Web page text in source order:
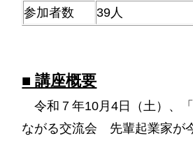
参加者数 39人
■ 講座概要
令和７年10月4日（土）、
ながる交流会 先輩起業家が